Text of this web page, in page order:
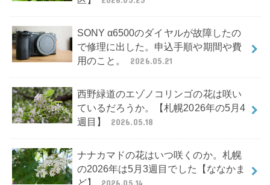
SONY α6500のダイヤルが故障したの
で修理に出した。申込手順や期間や費
用のこと。
2026.05.21
西野緑道のエゾノコリンゴの花は咲い
ているだろうか。【札幌2026年の5月4
週目】
2026.05.18
ナナカマドの花はいつ咲くのか。札幌
の2026年は5月3週目でした【ななかま